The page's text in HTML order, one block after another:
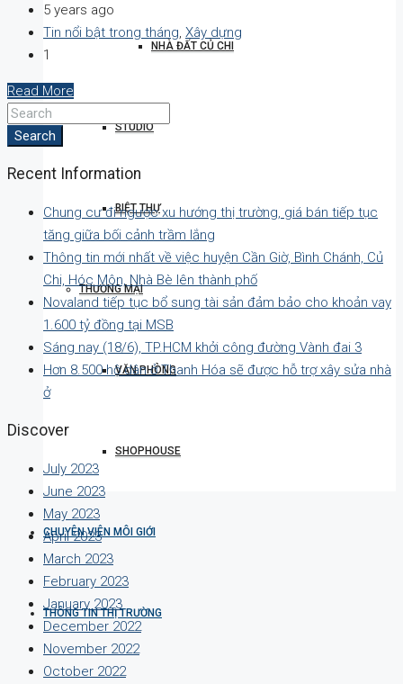
NHÀ ĐẤT CỦ CHI
STUDIO
BIỆT THỰ
THƯƠNG MẠI
VĂN PHÒNG
SHOPHOUSE
CHUYÊN VIÊN MÔI GIỚI
THÔNG TIN THỊ TRƯỜNG
5 years ago
Tin nổi bật trong tháng, Xây dựng
1
Read More
Search
Recent Information
Chung cư đi ngược xu hướng thị trường, giá bán tiếp tục
tăng giữa bối cảnh trầm lắng
Thông tin mới nhất về việc huyện Cần Giờ, Bình Chánh, Củ
Chi, Hóc Môn, Nhà Bè lên thành phố
Novaland tiếp tục bổ sung tài sản đảm bảo cho khoản vay
1.600 tỷ đồng tại MSB
Sáng nay (18/6), TP.HCM khởi công đường Vành đai 3
Hơn 8.500 hộ dân ở Thanh Hóa sẽ được hỗ trợ xây sửa nhà
ở
Discover
July 2023
June 2023
May 2023
April 2023
March 2023
February 2023
January 2023
December 2022
November 2022
October 2022